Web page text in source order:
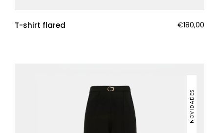
T-shirt flared €180,00
NOVIDADES